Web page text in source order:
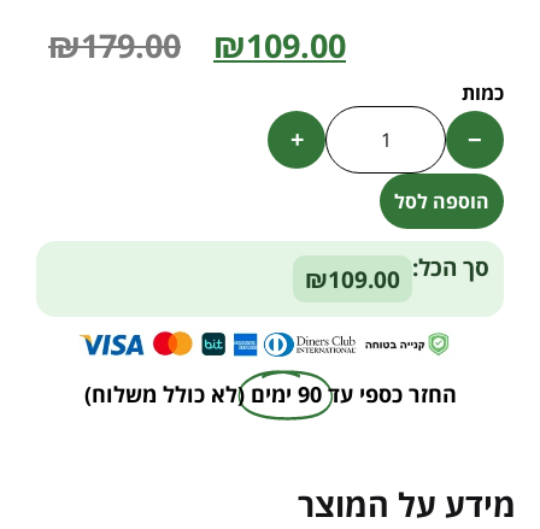
₪179.00 ₪109.00
−
+
הוספה לסל
Alternative:
סך הכל: ₪109.00
החזר כספי עד 90 ימים (לא כולל משלוח)
מידע על המוצר